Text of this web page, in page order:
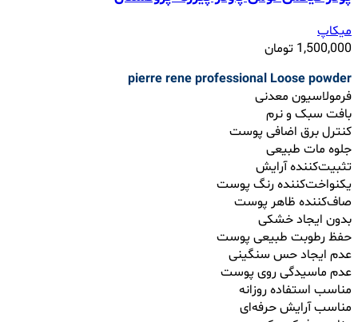
میکاپ
1,500,000 تومان
pierre rene professional Loose powder
فرمولاسیون معدنی
بافت سبک و نرم
کنترل برق اضافی پوست
جلوه مات طبیعی
تثبیت‌کننده آرایش
یکنواخت‌کننده رنگ پوست
صاف‌کننده ظاهر پوست
بدون ایجاد خشکی
حفظ رطوبت طبیعی پوست
عدم ایجاد حس سنگینی
عدم ماسیدگی روی پوست
مناسب استفاده روزانه
مناسب آرایش حرفه‌ای